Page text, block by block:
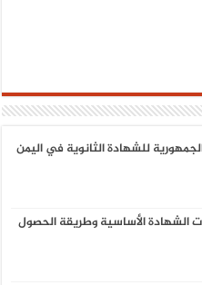
للشهادة الثانوية في اليمن
الشهادة الأساسية وطريقة الحصول